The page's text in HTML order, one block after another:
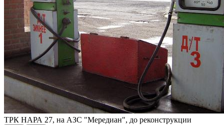
ТРК НАРА 27, на АЗС "Мередиан", до реконструкции